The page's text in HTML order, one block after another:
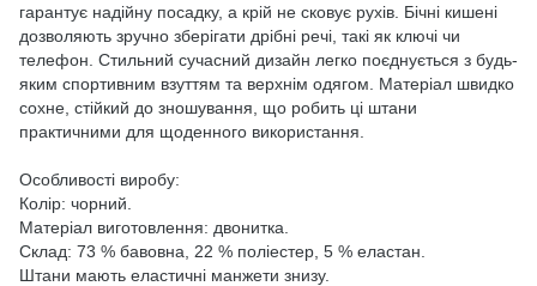
гарантує надійну посадку, а крій не сковує рухів. Бічні кишені
дозволяють зручно зберігати дрібні речі, такі як ключі чи
телефон. Стильний сучасний дизайн легко поєднується з будь-
яким спортивним взуттям та верхнім одягом. Матеріал швидко
сохне, стійкий до зношування, що робить ці штани
практичними для щоденного використання.
Особливості виробу:
Колір: чорний.
Матеріал виготовлення: двонитка.
Склад: 73 % бавовна, 22 % поліестер, 5 % еластан.
Штани мають еластичні манжети знизу.